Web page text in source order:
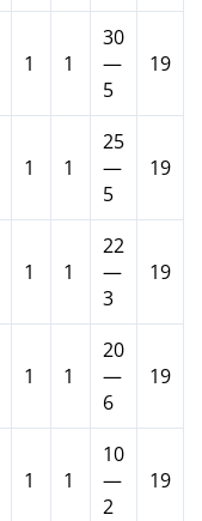
1 1
30
—
5
19
1 1
25
—
5
19
1 1
22
—
3
19
1 1
20
—
6
19
1 1
10
—
2
19